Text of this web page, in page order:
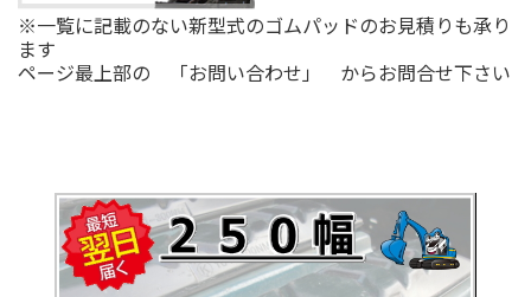
※一覧に記載のない新型式のゴムパッドのお見積りも承り
ます
ページ最上部の 「お問い合わせ」 からお問合せ下さい